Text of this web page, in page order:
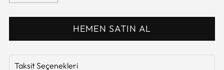
HEMEN SATIN AL
Taksit Seçenekleri